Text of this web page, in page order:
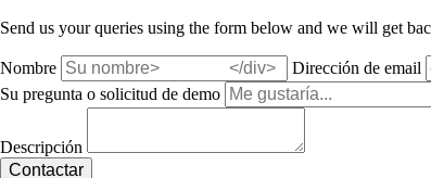
Send us your queries using the form below and we will get
Nombre
Dirección de email
Su pregunta o solicitud de demo
Descripción